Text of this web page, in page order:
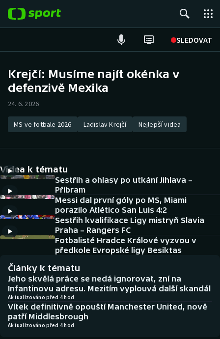
SLEDOVAT
Hokej
Atletika
DALŠÍ SPORTY
Americký fotbal
Baseball a softbal
Biatlon
Boby a skeleton
Box
NEPŘEHLÉDNĚTE
Historické návraty
Aplikace ČT sport
AZ kvíz
Krejčí: Musíme najít okénka v
defenzivě Mexika
24. 6. 2026
MS ve fotbale 2026 Ladislav Krejčí Nejlepší videa
Videa k tématu
Sestřih a ohlasy po utkání Jihlava –
Příbram
Messi dal první góly po MS, Miami
porazilo Atlético San Luis 4:2
Sestřih kvalifikace Ligy mistryň Slavia
Praha – Rangers FC
Fotbalisté Hradce Králové vyzvou v
předkole Evropské ligy Besiktas
Články k tématu
Jeho skvělá práce se nedá ignorovat, zní na
Infantinovu adresu. Mezitím vyplouvá další skandál
Aktualizováno před 4 hod
Vítek definitivně opouští Manchester United, nově
patří Middlesbrough
Aktualizováno před 4 hod